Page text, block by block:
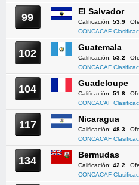
99 El Salvador
Calificación: 53.9
CONCACAF
102 Guatemala
Calificación: 53.2
CONCACAF
104 Guadeloupe
Calificación: 51.8
CONCACAF
117 Nicaragua
Calificación: 48.3
CONCACAF
134 Bermudas
Calificación: 42.2
CONCACAF